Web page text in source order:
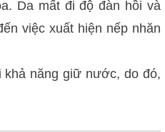
Da mất đi độ đàn hồi và
việc xuất hiện nếp nhăn
năng giữ nước, do đó,